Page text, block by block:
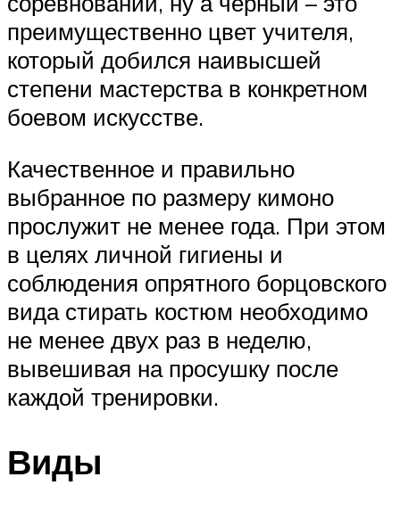
преимущественно цвет учителя,
который добился наивысшей
степени мастерства в конкретном
боевом искусстве.
Качественное и правильно
выбранное по размеру кимоно
прослужит не менее года. При этом
в целях личной гигиены и
соблюдения опрятного борцовского
вида стирать костюм необходимо
не менее двух раз в неделю,
вывешивая на просушку после
каждой тренировки.
Виды